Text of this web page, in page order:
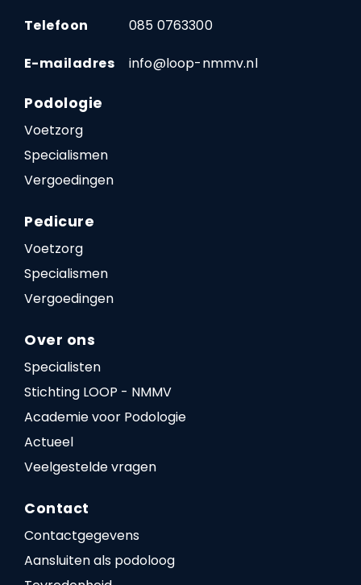
Telefoon
085 0763300
E-mailadres info@loop-nmmv.nl
Podologie
Voetzorg
Specialismen
Vergoedingen
Pedicure
Voetzorg
Specialismen
Vergoedingen
Over ons
Specialisten
Stichting LOOP - NMMV
Academie voor Podologie
Actueel
Veelgestelde vragen
Contact
Contactgegevens
Aansluiten als podoloog